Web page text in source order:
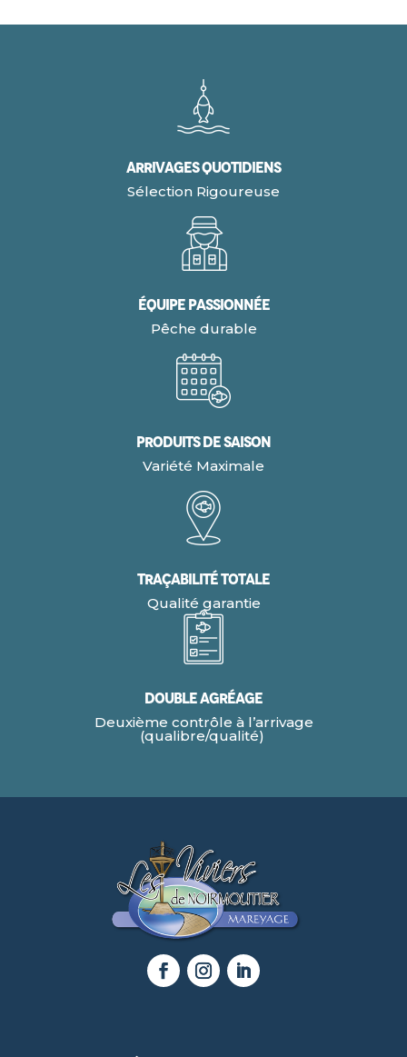
Arrivages quotidiens
Sélection Rigoureuse
Équipe Passionnée
Pêche durable
Produits de Saison
Variété Maximale
Traçabilité Totale
Qualité garantie
Double agréage
Deuxième contrôle à l’arrivage
(qualibre/qualité)